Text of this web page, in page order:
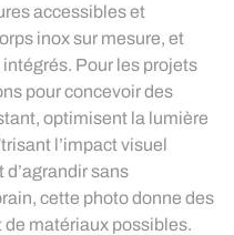
accessibles et
inox sur mesure, et
Pour les projets
pour concevoir des
optimisent la lumière
l’impact visuel
sans
cette photo donne des
matériaux possibles.